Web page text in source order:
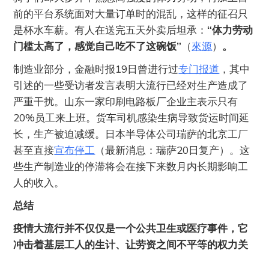
前的平台系统面对大量订单时的混乱，这样的征召只
是杯水车薪。有人在送完五天外卖后坦承： “体力劳动
门槛太高了，感觉自己吃不了这碗饭” （來源） 。
制造业部分，金融时报19日曾进行过专门报道 ，其中
引述的一些受访者发言表明大流行已经对生产造成了
严重干扰。山东一家印刷电路板厂企业主表示只有
20%员工来上班。货车司机感染生病导致货运时间延
长，生产被迫减缓。日本半导体公司瑞萨的北京工厂
甚至直接宣布停工 （最新消息：瑞萨20日复产）。这
些生产制造业的停滞将会在接下来数月内长期影响工
人的收入。
总结
疫情大流行并不仅仅是一个公共卫生或医疗事件，它
冲击着基层工人的生计、让劳资之间不平等的权力关